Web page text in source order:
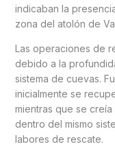
indicaban la
zona del atolón de
Las operaciones de
debido a la
sistema de cuevas.
inicialmente se
mientras que se
dentro del mismo
labores de rescate.